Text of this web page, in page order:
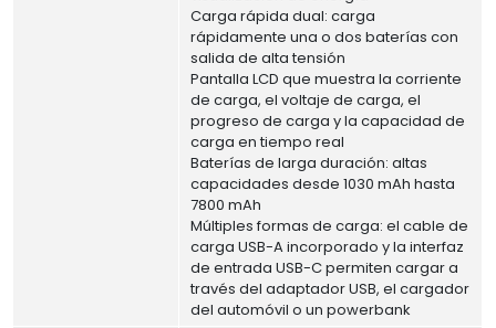
Carga rápida dual: carga
rápidamente una o dos baterías con
salida de alta tensión
Pantalla LCD que muestra la corriente
de carga, el voltaje de carga, el
progreso de carga y la capacidad de
carga en tiempo real
Baterías de larga duración: altas
capacidades desde 1030 mAh hasta
7800 mAh
Múltiples formas de carga: el cable de
carga USB-A incorporado y la interfaz
de entrada USB-C permiten cargar a
través del adaptador USB, el cargador
del automóvil o un powerbank